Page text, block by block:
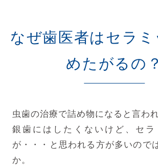
なぜ歯医者はセラ
めたがるの？
虫歯の治療で詰め物になると言わ
銀歯にはしたくないけど、セ
が・・・と思われる方が多いので
か。